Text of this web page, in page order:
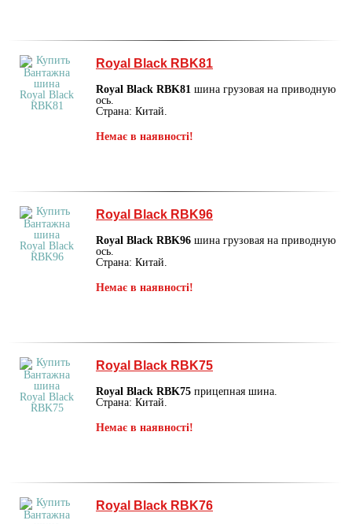
Royal Black RBK81
Royal Black RBK81 шина грузовая на приводную
ось.
Страна: Китай.
Немає в наявності!
Royal Black RBK96
Royal Black RBK96 шина грузовая на приводную
ось.
Страна: Китай.
Немає в наявності!
Royal Black RBK75
Royal Black RBK75 прицепная шина.
Страна: Китай.
Немає в наявності!
Royal Black RBK76